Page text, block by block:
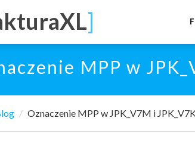
]
MPP w
Oznaczenie MPP w JPK_V7M i